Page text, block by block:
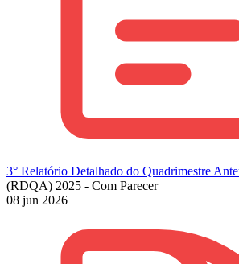
3° Relatório Detalhado do Quadrimestre
(RDQA) 2025 - Com Parecer
08 jun 2026